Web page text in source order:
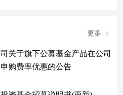
更多
关于旗下公募基金产品在公司
购费率优惠的公告